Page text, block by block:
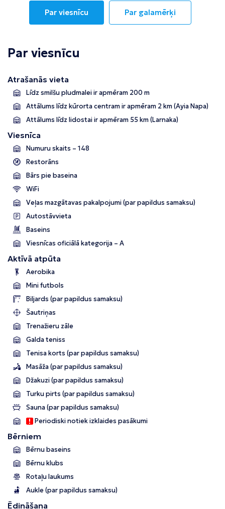
Par viesnīcu Par galamērķi
Par viesnīcu
Atrašanās vieta
Līdz smilšu pludmalei ir apmēram 200 m
Attālums līdz kūrorta centram ir apmēram 2 km (Ayia Napa)
Attālums līdz lidostai ir apmēram 55 km (Larnaka)
Viesnīca
Numuru skaits – 148
Restorāns
Bārs pie baseina
WiFi
Veļas mazgātavas pakalpojumi (par papildus samaksu)
Autostāvvieta
Baseins
Viesnīcas oficiālā kategorija – A
Aktīvā atpūta
Aerobika
Mini futbols
Biljards (par papildus samaksu)
Šautriņas
Trenažieru zāle
Galda teniss
Tenisa korts (par papildus samaksu)
Masāža (par papildus samaksu)
Džakuzi (par papildus samaksu)
Turku pirts (par papildus samaksu)
Sauna (par papildus samaksu)
Periodiski notiek izklaides pasākumi
Bērniem
Bērnu baseins
Bērnu klubs
Rotaļu laukums
Aukle (par papildus samaksu)
Ēdināšana